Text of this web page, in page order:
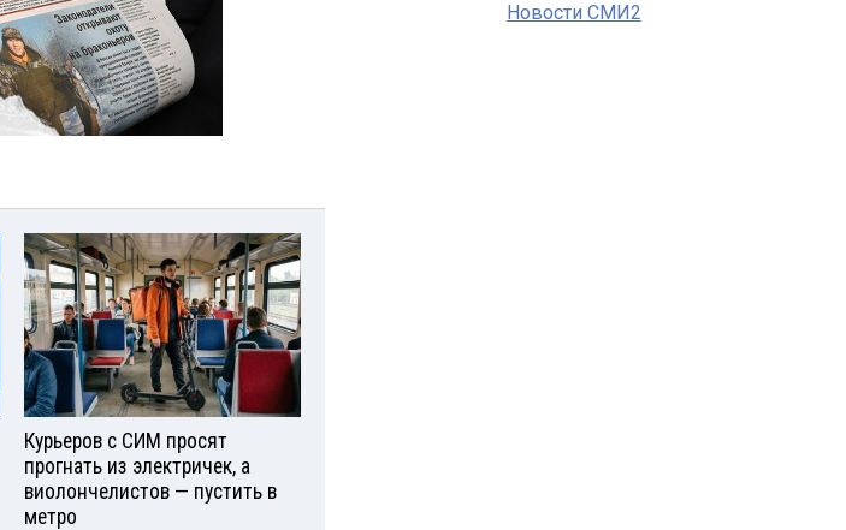
Курьеров с СИМ просят
прогнать из электричек, а
виолончелистов — пустить в
метро
Новости СМИ2